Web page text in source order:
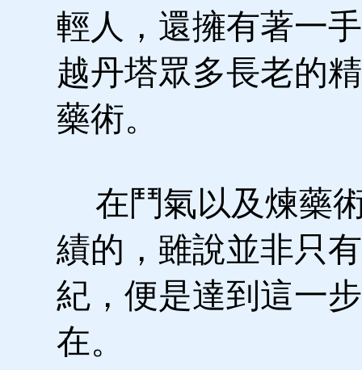
輕人，還擁有著一
越丹塔眾多長老的
藥術。
在鬥氣以及煉藥
績的，雖說並非只
紀，便是達到這一
在。